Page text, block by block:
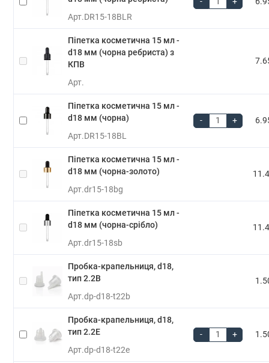
Арт.DR15-18BLR
Піпетка косметична 15 мл -
d18 мм (чорна ребриста) з
КПВ
Арт.
Піпетка косметична 15 мл -
d18 мм (чорна)
Арт.DR15-18BL
- +
Піпетка косметична 15 мл -
d18 мм (чорна-золото)
Арт.dr15-18bg
Піпетка косметична 15 мл -
d18 мм (чорна-срібло)
Арт.dr15-18sb
Пробка-крапельниця, d18,
тип 2.2B
Арт.dp-d18-t22b
Пробка-крапельниця, d18,
тип 2.2E
Арт.dp-d18-t22e
- +